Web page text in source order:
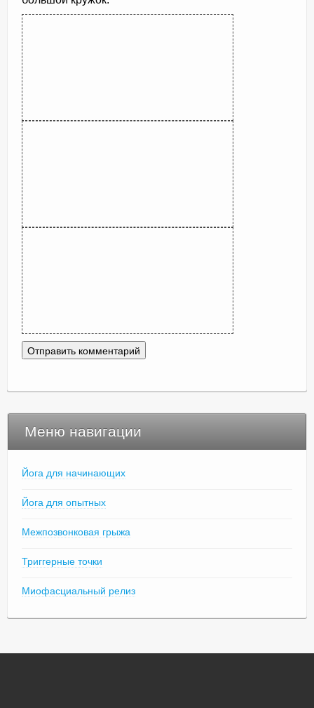
Меню навигации
Йога для начинающих
Йога для опытных
Межпозвонковая грыжа
Триггерные точки
Миофасциальный релиз